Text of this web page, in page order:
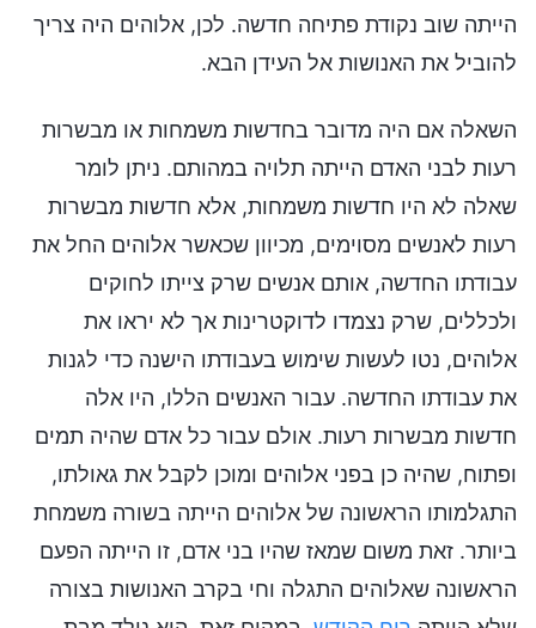
הייתה שוב נקודת פתיחה חדשה. לכן, אלוהים היה צריך
להוביל את האנושות אל העידן הבא.
השאלה אם היה מדובר בחדשות משמחות או מבשרות
רעות לבני האדם הייתה תלויה במהותם. ניתן לומר
שאלה לא היו חדשות משמחות, אלא חדשות מבשרות
רעות לאנשים מסוימים, מכיוון שכאשר אלוהים החל את
עבודתו החדשה, אותם אנשים שרק צייתו לחוקים
ולכללים, שרק נצמדו לדוקטרינות אך לא יראו את
אלוהים, נטו לעשות שימוש בעבודתו הישנה כדי לגנות
את עבודתו החדשה. עבור האנשים הללו, היו אלה
חדשות מבשרות רעות. אולם עבור כל אדם שהיה תמים
ופתוח, שהיה כן בפני אלוהים ומוכן לקבל את גאולתו,
התגלמותו הראשונה של אלוהים הייתה בשורה משמחת
ביותר. זאת משום שמאז שהיו בני אדם, זו הייתה הפעם
הראשונה שאלוהים התגלה וחי בקרב האנושות בצורה